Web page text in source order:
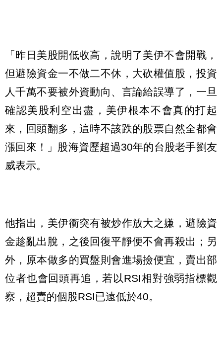
「昨日美股開低收高，說明了美伊不會開戰，
但避險資金一不做二不休，大砍權值股，投資
人千萬不要被外資動向、言論給誤導了，一旦
確認美股利空出盡，美伊根本不會真的打起
來，回頭翻多，這時不該跌的股票自然全都會
漲回來！」股海資歷超過30年的台股老手劉友
威表示。
他指出，美伊衝突有被炒作放大之嫌，避險資
金趁亂出脫，之後回復平靜便不會再殺出；另
外，原本做多的買盤則會進場撿便宜，賣出部
位者也會回頭再追，若以RSI相對強弱指標觀
察，超賣的個股RSI已遠低於40。